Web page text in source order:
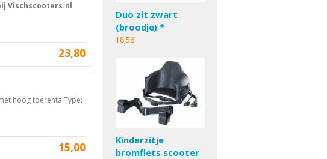
Vischscooters.nl
23,80
hoog toerentalType:
15,00
Duo zit zwart
(broodje) *
18,56
Kinderzitje
bromfiets scooter